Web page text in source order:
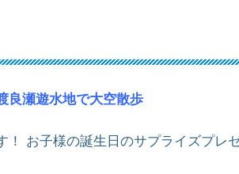
良瀬遊水地で大空散歩
！ お子様の誕生日のサプライズプ